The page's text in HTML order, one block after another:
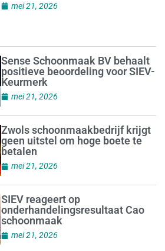
mei 21, 2026
Sense Schoonmaak BV behaalt
positieve beoordeling voor SIEV-
Keurmerk
mei 21, 2026
Zwols schoonmaakbedrijf krijgt
geen uitstel om hoge boete te
betalen
mei 21, 2026
SIEV reageert op
onderhandelingsresultaat Cao
schoonmaak
mei 21, 2026